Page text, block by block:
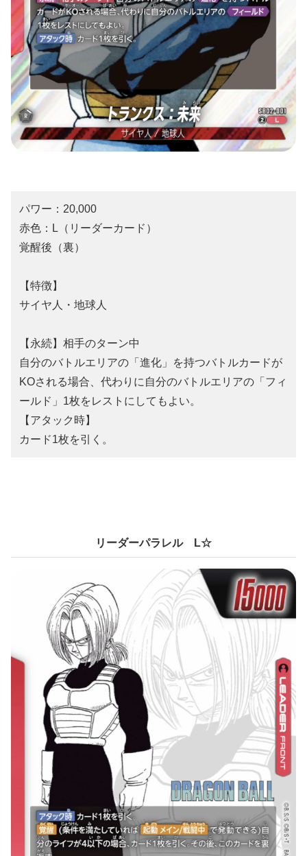
パワー：20,000
赤色：L（リーダーカード）
覚醒後（裏）
【特徴】
サイヤ人・地球人
【永続】相手のターン中
自分のバトルエリアの「進化」を持つバトルカードが
KOされる場合、代わりに自分のバトルエリアの「フィ
ールド」1枚をレストにしてもよい。
【アタック時】
カード1枚を引く。
リーダーパラレル L☆